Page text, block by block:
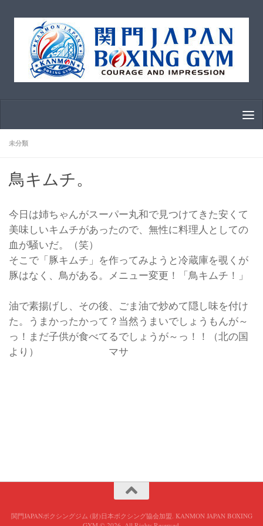
コンテンツへスキップ
未分類
鳥キムチ。
今日は姉ちゃんがスーパー丸和で見つけてきた安くて
美味しいキムチがあったので、無性に料理人としての
血が騒いだ。（笑）
そこで「豚キムチ」を作ってみようと冷蔵庫を覗くが
豚はなく、鳥がある。メニュー変更！「鳥キムチ！」
油で素揚げし、その後、ごま油で炒めて隠し味を付け
た。うまかったかって？当然うまいでしょうもんが～
っ！まだ子供が食べてるでしょうが～っ！！（北の国
より） マサ
関門JAPANボクシングジム (財)日本ボクシング協会加盟. KANMON JAPAN BOXING